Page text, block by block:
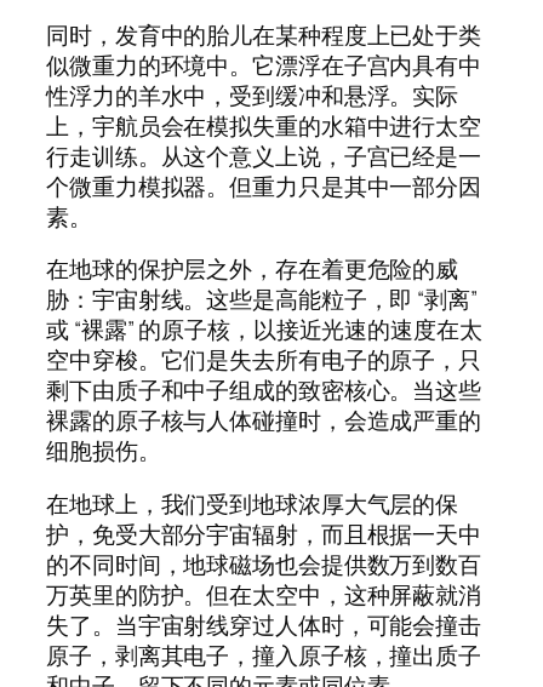
同时，发育中的胎儿在某种程度上已处于类
似微重力的环境中。它漂浮在子宫内具有中
性浮力的羊水中，受到缓冲和悬浮。实际
上，宇航员会在模拟失重的水箱中进行太空
行走训练。从这个意义上说，子宫已经是一
个微重力模拟器。但重力只是其中一部分因
素。
在地球的保护层之外，存在着更危险的威
胁：宇宙射线。这些是高能粒子，即 “剥离”
或 “裸露” 的原子核，以接近光速的速度在太
空中穿梭。它们是失去所有电子的原子，只
剩下由质子和中子组成的致密核心。当这些
裸露的原子核与人体碰撞时，会造成严重的
细胞损伤。
在地球上，我们受到地球浓厚大气层的保
护，免受大部分宇宙辐射，而且根据一天中
的不同时间，地球磁场也会提供数万到数百
万英里的防护。但在太空中，这种屏蔽就消
失了。当宇宙射线穿过人体时，可能会撞击
原子，剥离其电子，撞入原子核，撞出质子